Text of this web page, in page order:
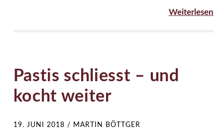
Weiterlesen
Pastis schliesst – und
kocht weiter
19. JUNI 2018 / MARTIN BÖTTGER